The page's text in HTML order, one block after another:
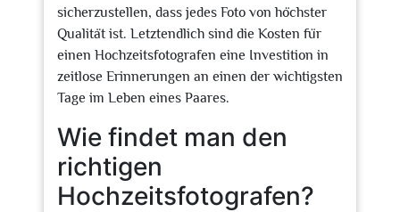
sicherzustellen, dass jedes Foto von höchster
Qualität ist. Letztendlich sind die Kosten für
einen Hochzeitsfotografen eine Investition in
zeitlose Erinnerungen an einen der wichtigsten
Tage im Leben eines Paares.
Wie findet man den
richtigen
Hochzeitsfotografen?